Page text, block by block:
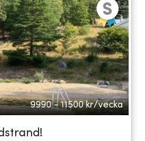
9990 - 11500 kr/vecka